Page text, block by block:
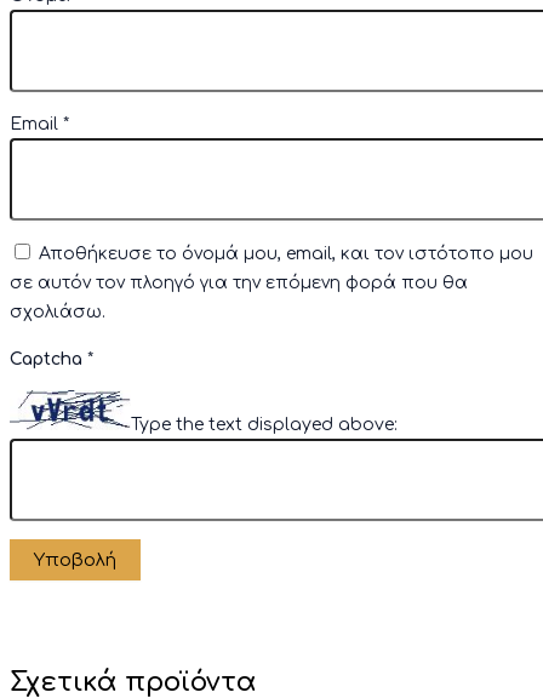
Email *
Αποθήκευσε το όνομά μου, email, και τον ιστότοπο μου
σε αυτόν τον πλοηγό για την επόμενη φορά που θα
σχολιάσω.
Captcha *
Type the text displayed above:
Σχετικά προϊόντα